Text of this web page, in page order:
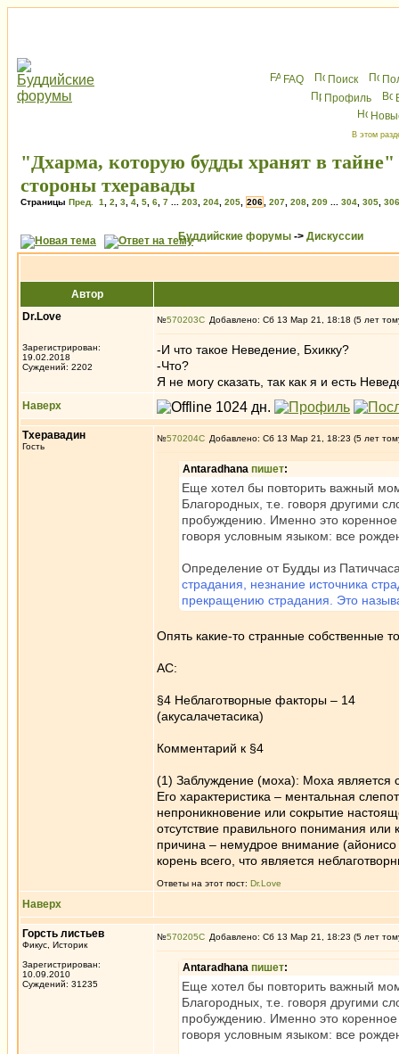
FAQ Поиск
Профиль
В этом
"Дхарма, которую будды хранят в
стороны тхеравады
Страницы Пред. 1 2 3 4 5 6 7 203 204 205 206 207 208 209 304 305 306
Буддийские форумы -> Дискуссии
Автор
Dr.Love
Зарегистрирован:
19.02.2018
Суждений: 2202
№570203 Добавлено: Сб 13 Мар 21, 18:18 (5 лет
-И что такое Неведение, Бхикку?
-Что?
Я не могу сказать, так как я и есть
Наверх
Тхеравадин
Гость
№570204 Добавлено: Сб 13 Мар 21, 18:23 (5 лет
Antaradhana пишет:
Еще хотел бы повторить важный
Благородных, т.е. говоря другими
пробуждению. Именно это коренное
говоря условным языком: все
Определение от Будды из
страдания, незнание источника
прекращению страдания. Это
Опять какие-то странные собственные
АС:
§4 Неблаготворные факторы – 14
(акусалачетасика)
Комментарий к §4
(1) Заблуждение (моха): Моха является
Его характеристика – ментальная
непроникновение или сокрытие
отсутствие правильного понимания
причина – немудрое внимание
корень всего, что является
Ответы на этот пост: Dr.Love
Наверх
Горсть листьев
Фикус, Историк
Зарегистрирован:
10.09.2010
Суждений: 31235
№570205 Добавлено: Сб 13 Мар 21, 18:23 (5 лет
Antaradhana пишет:
Еще хотел бы повторить важный
Благородных, т.е. говоря другими
пробуждению. Именно это коренное
говоря условным языком: все